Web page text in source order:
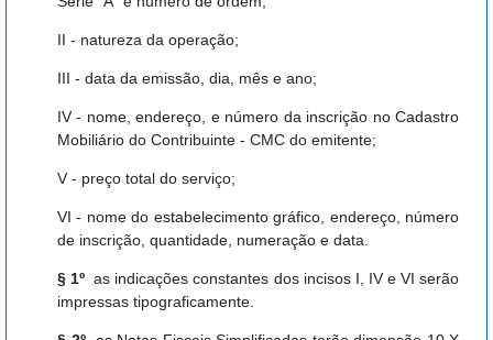
II - natureza da operação;
III - data da emissão, dia, mês e ano;
IV - nome, endereço, e número da inscrição no Cadastro
Mobiliário do Contribuinte - CMC do emitente;
V - preço total do serviço;
VI - nome do estabelecimento gráfico, endereço, número
de inscrição, quantidade, numeração e data.
§ 1ºas indicações constantes dos incisos I, IV e VI serão
impressas tipograficamente.